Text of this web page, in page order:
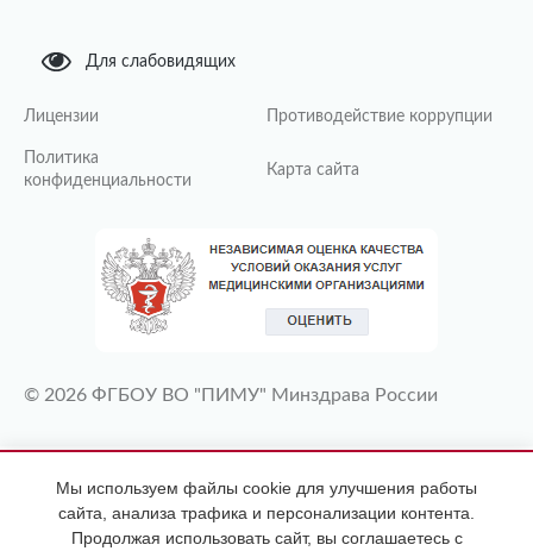
Для слабовидящих
Лицензии Противодействие коррупции
Политика
конфиденциальности
Карта сайта
© 2026 ФГБОУ ВО "ПИМУ" Минздрава России
ИМЕЮТСЯ ПРОТИВОПОКАЗАНИЯ
НЕОБХОДИМА КОНСУЛЬТАЦИЯ
СПЕЦИАЛИСТА
Мы используем файлы cookie для улучшения работы
сайта, анализа трафика и персонализации контента.
Продолжая использовать сайт, вы соглашаетесь с